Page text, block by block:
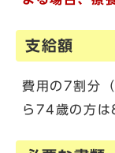
支給額
費用の7割分
ら74歳の方は